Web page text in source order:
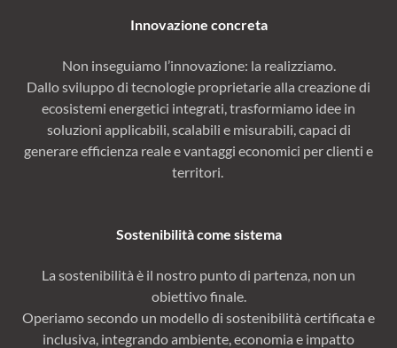
Innovazione concreta
Non inseguiamo l’innovazione: la realizziamo.
Dallo sviluppo di tecnologie proprietarie alla creazione di
ecosistemi energetici integrati, trasformiamo idee in
soluzioni applicabili, scalabili e misurabili, capaci di
generare efficienza reale e vantaggi economici per clienti e
territori.
Sostenibilità come sistema
La sostenibilità è il nostro punto di partenza, non un
obiettivo finale.
Operiamo secondo un modello di sostenibilità certificata e
inclusiva, integrando ambiente, economia e impatto